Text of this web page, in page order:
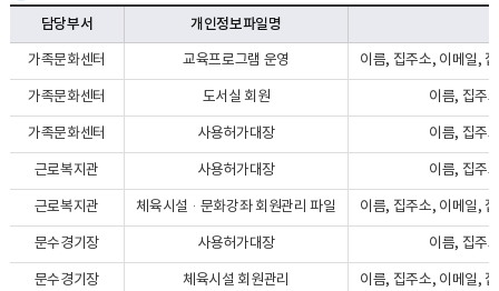
담당부서
개인정보파일명
가족문화센터 교육프로그램 운영 이름, 집주소, 이메일,
가족문화센터 도서실 회원 이름, 집주
가족문화센터 사용허가대장 이름, 집주
근로복지관 사용허가대장 이름, 집주
근로복지관 체육시설·문화강좌 회원관리 파일 이름, 집주소, 이메일,
문수경기장 사용허가대장 이름, 집주
문수경기장 체육시설 회원관리 이름, 집주소, 이메일,